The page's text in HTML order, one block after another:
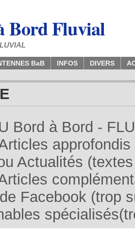
Bord Fluvial
BaB INFOS DIVERS
Bord à Bord -
Actualités
Facebook (trop